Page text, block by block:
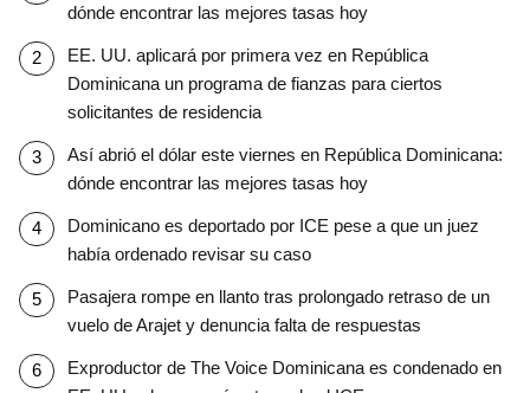
dónde encontrar las mejores tasas hoy
EE. UU. aplicará por primera vez en República
Dominicana un programa de fianzas para ciertos
solicitantes de residencia
Así abrió el dólar este viernes en República Dominicana:
dónde encontrar las mejores tasas hoy
Dominicano es deportado por ICE pese a que un juez
había ordenado revisar su caso
Pasajera rompe en llanto tras prolongado retraso de un
vuelo de Arajet y denuncia falta de respuestas
Exproductor de The Voice Dominicana es condenado en